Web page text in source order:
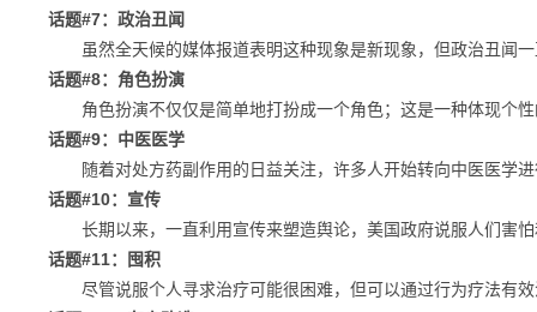
话题#7：政治丑闻
虽然全天候的媒体报道表明这种现象是新现象，但政治丑闻一
话题#8：角色扮演
角色扮演不仅仅是简单地打扮成一个角色；这是一种体现个性
话题#9：中医医学
随着对处方药副作用的日益关注，许多人开始转向中医医学进
话题#10：宣传
长期以来，一直利用宣传来塑造舆论，美国政府说服人们害怕
话题#11：囤积
尽管说服个人寻求治疗可能很困难，但可以通过行为疗法有效